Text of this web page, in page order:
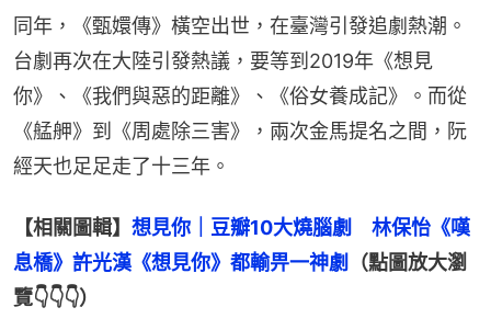
同年，《甄嬛傳》橫空出世，在臺灣引發追劇熱潮。
台劇再次在大陸引發熱議，要等到2019年《想見
你》、《我們與惡的距離》、《俗女養成記》。而從
《艋舺》到《周處除三害》，兩次金馬提名之間，阮
經天也足足走了十三年。
【相關圖輯】 想見你｜豆瓣10大燒腦劇　林保怡《嘆
息橋》許光漢《想見你》都輸畀一神劇
（點圖放大瀏
覽👇👇👇）